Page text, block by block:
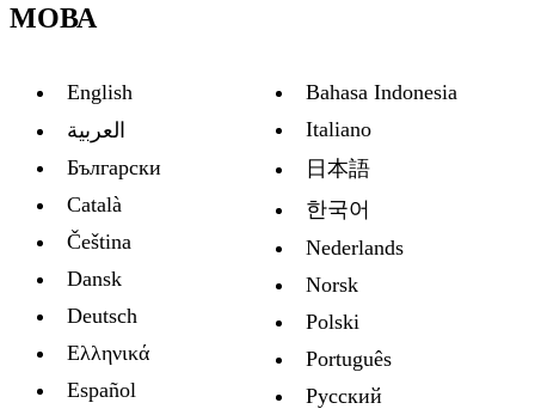
МОВА
English
العربية
Български
Català
Čeština
Dansk
Deutsch
Ελληνικά
Español
Bahasa Indonesia
Italiano
日本語
한국어
Nederlands
Norsk
Polski
Português
Русский